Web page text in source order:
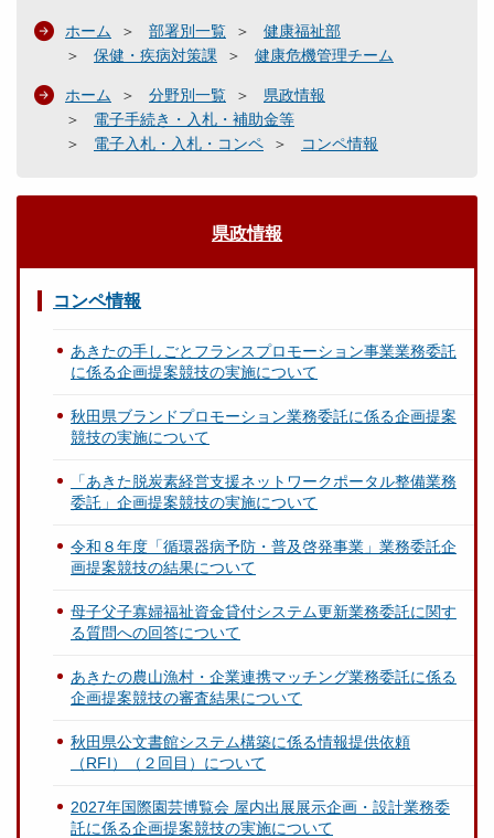
ホーム 部署別一覧
健康福祉部
保健・疾病対策課
健康危機管理チーム
ホーム 分野別一覧
県政情報
電子手続き・入札・補助金等
電子入札・入札・コンペ
コンペ情報
県政情報
コンペ情報
あきたの手しごとフランスプロモーション事業業務委託
に係る企画提案競技の実施について
秋田県ブランドプロモーション業務委託に係る企画提案
競技の実施について
「あきた脱炭素経営支援ネットワークポータル整備業務
委託」企画提案競技の実施について
令和８年度「循環器病予防・普及啓発事業」業務委託企
画提案競技の結果について
母子父子寡婦福祉資金貸付システム更新業務委託に関す
る質問への回答について
あきたの農山漁村・企業連携マッチング業務委託に係る
企画提案競技の審査結果について
秋田県公文書館システム構築に係る情報提供依頼
（RFI）（２回目）について
2027年国際園芸博覧会 屋内出展展示企画・設計業務委
託に係る企画提案競技の実施について